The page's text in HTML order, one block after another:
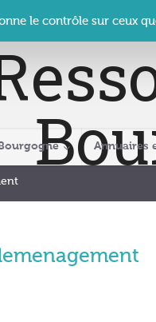
– Le Clos des Présidents –
Annuaires
le contrôle sur ceux